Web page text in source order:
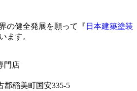
の健全発展を願って『 日本建築塗装
ます。
門店
郡稲美町国安335-5